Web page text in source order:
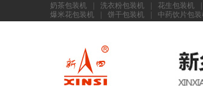
奶茶包装机 洗衣粉包装机 花生包装机
爆米花包装机
饼干包装机 中药饮片包